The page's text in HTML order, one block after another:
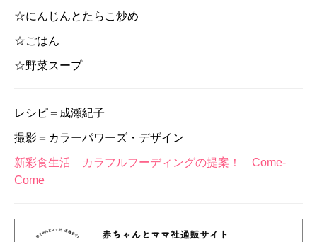
☆にんじんとたらこ炒め
☆ごはん
☆野菜スープ
レシピ＝成瀬紀子
撮影＝カラーパワーズ・デザイン
新彩食生活 カラフルフーディングの提案！ Come-
Come